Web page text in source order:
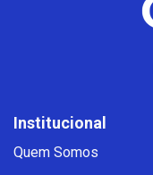
Institucional
Quem Somos